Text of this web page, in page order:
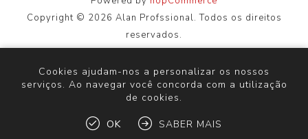
Copyright © 2026 Alan Profssional. Todos os direitos
reservados.
envio
Cookies ajudam-nos a personalizar os nossos
serviços. Ao navegar você concorda com a utilização
de cookies.
OK SABER MAIS